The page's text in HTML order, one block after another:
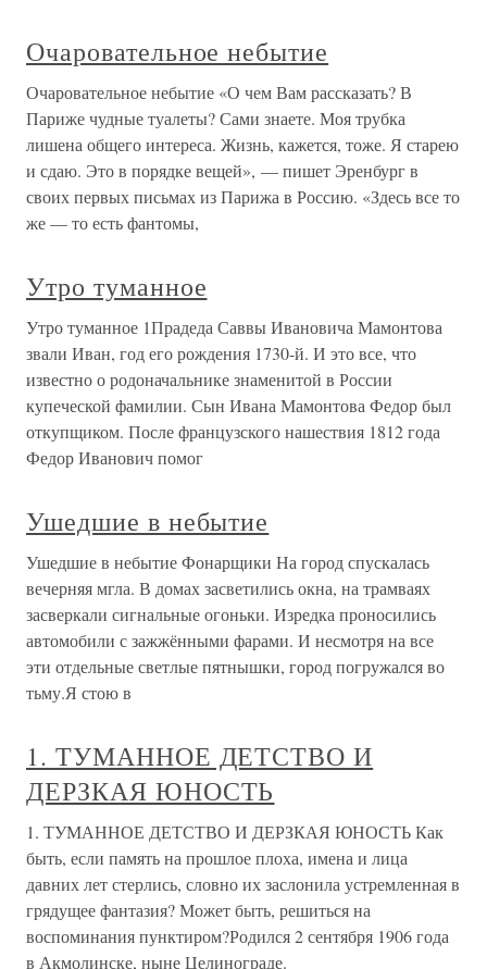
Очаровательное небытие
Очаровательное небытие «О чем Вам рассказать? В
Париже чудные туалеты? Сами знаете. Моя трубка
лишена общего интереса. Жизнь, кажется, тоже. Я старею
и сдаю. Это в порядке вещей», — пишет Эренбург в
своих первых письмах из Парижа в Россию. «Здесь все то
же — то есть фантомы,
Утро туманное
Утро туманное 1Прадеда Саввы Ивановича Мамонтова
звали Иван, год его рождения 1730-й. И это все, что
известно о родоначальнике знаменитой в России
купеческой фамилии. Сын Ивана Мамонтова Федор был
откупщиком. После французского нашествия 1812 года
Федор Иванович помог
Ушедшие в небытие
Ушедшие в небытие Фонарщики На город спускалась
вечерняя мгла. В домах засветились окна, на трамваях
засверкали сигнальные огоньки. Изредка проносились
автомобили с зажжёнными фарами. И несмотря на все
эти отдельные светлые пятнышки, город погружался во
тьму.Я стою в
1. ТУМАННОЕ ДЕТСТВО И
ДЕРЗКАЯ ЮНОСТЬ
1. ТУМАННОЕ ДЕТСТВО И ДЕРЗКАЯ ЮНОСТЬ Как
быть, если память на прошлое плоха, имена и лица
давних лет стерлись, словно их заслонила устремленная в
грядущее фантазия? Может быть, решиться на
воспоминания пунктиром?Родился 2 сентября 1906 года
в Акмолинске, ныне Целинограде.